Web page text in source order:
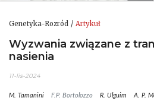
Genetyka-Rozród Artykuł
Wyzwania związane z
nasienia
11-lis-2024
M. Tamanini F.P. Bortolozzo R. Ulguim A. P.